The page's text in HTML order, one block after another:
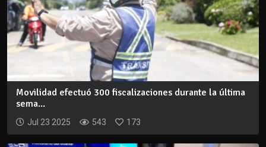
Movilidad efectuó 300 fiscalizaciones durante la última
sema...
Jul 23 2025 543 173